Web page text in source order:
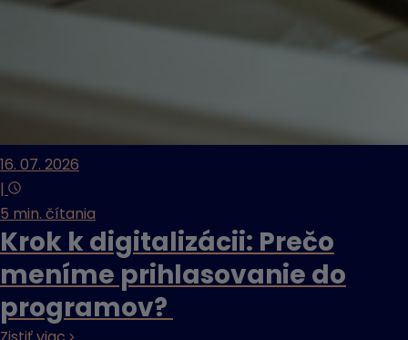
16. 07. 2026
|
5 min. čítania
Krok k digitalizácii: Prečo
meníme prihlasovanie do
programov?